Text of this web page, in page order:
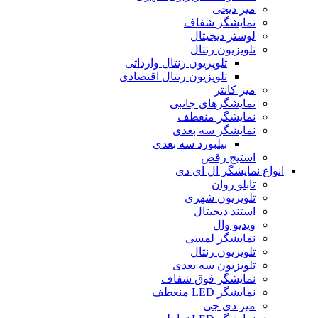
میز دیجی
نمایشگر شفاف
لوستر دیجیتال
تلویزیون رنتال
تلویزیون رنتال وارداتی
تلویزیون رنتال اقتصادی
میز کانتر
نمایشگرهای جانبی
نمایشگر منعطف
نمایشگر سه بعدی
بیلبورد سه بعدی
استیج رقص
نمایشگر ال ای دی
تابلو روان
تلویزیون شهری
استند دیجیتال
ویدیو وال
نمایشگر لمسی
تلویزیون رنتال
تلویزیون سه بعدی
نمایشگر فوق شفاف
نمایشگر LED منعطف
میز دی جی